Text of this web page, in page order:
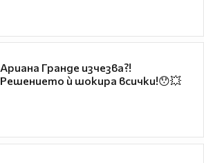
Ариана Гранде изчезва?!
Решението ѝ шокира всички!😯💥